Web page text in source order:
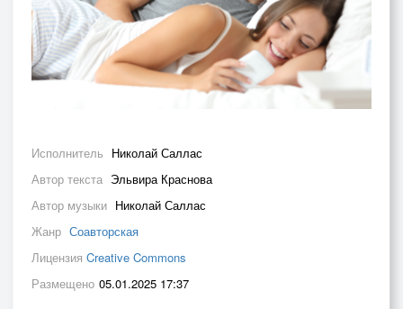
Исполнитель Николай Саллас
Автор текста Эльвира Краснова
Автор музыки Николай Саллас
Жанр Соавторская
Лицензия Creative Commons
Размещено 05.01.2025 17:37